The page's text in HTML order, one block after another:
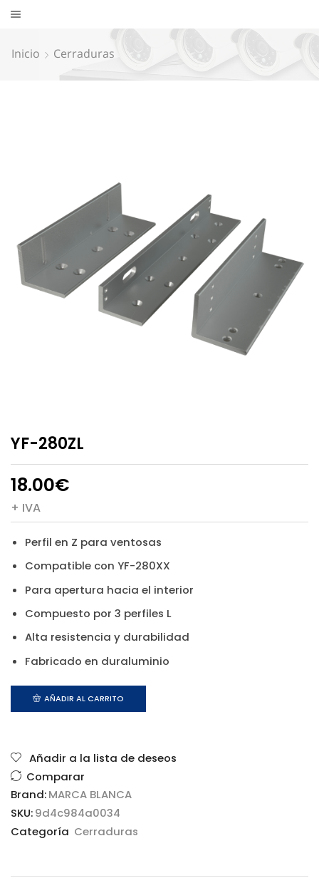
Inicio Cerraduras
YF-280ZL
18.00€
+ IVA
Perfil en Z para ventosas
Compatible con YF-280XX
Para apertura hacia el interior
Compuesto por 3 perfiles L
Alta resistencia y durabilidad
Fabricado en duraluminio
AÑADIR AL CARRITO
Añadir a la lista de deseos
Comparar
Brand:MARCA BLANCA
SKU:9d4c984a0034
Categoría Cerraduras